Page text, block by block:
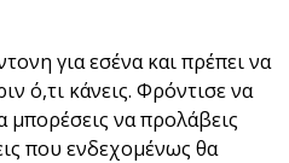
για εσένα και πρέπει να
ό,τι κάνεις. Φρόντισε να
μπορέσεις να προλάβεις
που ενδεχομένως θα